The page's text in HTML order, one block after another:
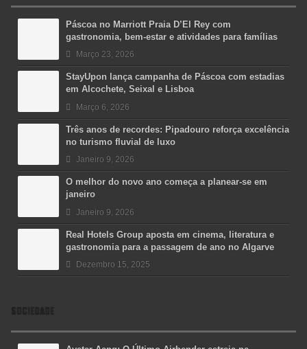
Páscoa no Marriott Praia D’El Rey com
gastronomia, bem-estar e atividades para famílias
Março 23, 2026
StayUpon lança campanha de Páscoa com estadias
em Alcochete, Seixal e Lisboa
Março 6, 2026
Três anos de recordes: Pipadouro reforça excelência
no turismo fluvial de luxo
Janeiro 9, 2026
O melhor do novo ano começa a planear-se em
janeiro
Janeiro 9, 2026
Real Hotels Group aposta em cinema, literatura e
gastronomia para a passagem de ano no Algarve
Dezembro 15, 2025
SOCIEDADE